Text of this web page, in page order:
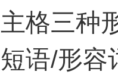
主格三种
短语/形容